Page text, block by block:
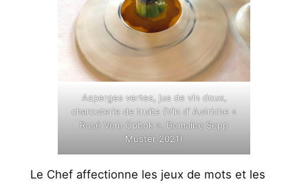
Asperges vertes, jus de vin doux,
charcuterie de truite (Vin d’ Autriche «
Rosé Vom Opbok », Domaine Sepp
Muster 2021)
Le Chef affectionne les jeux de mots et les